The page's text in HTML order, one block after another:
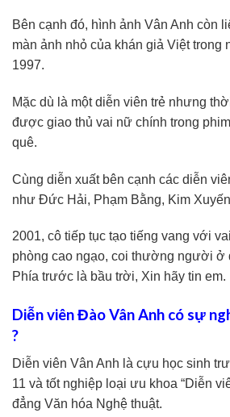
Bên cạnh đó, hình ảnh Vân Anh còn
màn ảnh nhỏ của khán giả Việt trong
1997.
Mặc dù là một diễn viên trẻ nhưng
được giao thủ vai nữ chính trong
quê.
Cùng diễn xuất bên cạnh các diễn
như Đức Hải, Phạm Bằng, Kim
2001, cô tiếp tục tạo tiếng vang với
phòng cao ngạo, coi thường người ở
Phía trước là bầu trời, Xin hãy tin em.
Diễn viên Đào Vân Anh có sự
?
Diễn viên Vân Anh là cựu học sinh
11 và tốt nghiệp loại ưu khoa “Diễn
đẳng Văn hóa Nghệ thuật.